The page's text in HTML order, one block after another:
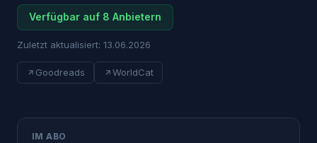
Verfügbar auf 8 Anbietern
Zuletzt aktualisiert: 13.06.2026
Goodreads WorldCat
IM ABO